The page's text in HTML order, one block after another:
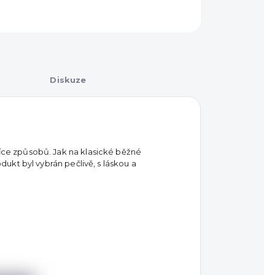
Diskuze
způsobů. Jak na klasické běžné
byl vybrán pečlivě, s láskou a